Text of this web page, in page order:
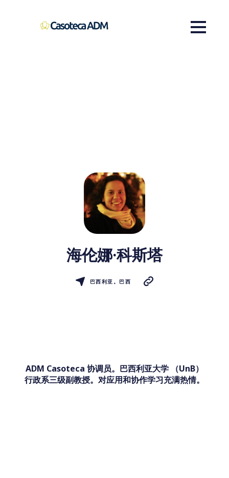
海伦娜·科斯塔
巴西利亚。巴西
ADM Casoteca 协调员。巴西利亚大学 （UnB）
行政系三级副教授。对应用和协作学习充满热情。